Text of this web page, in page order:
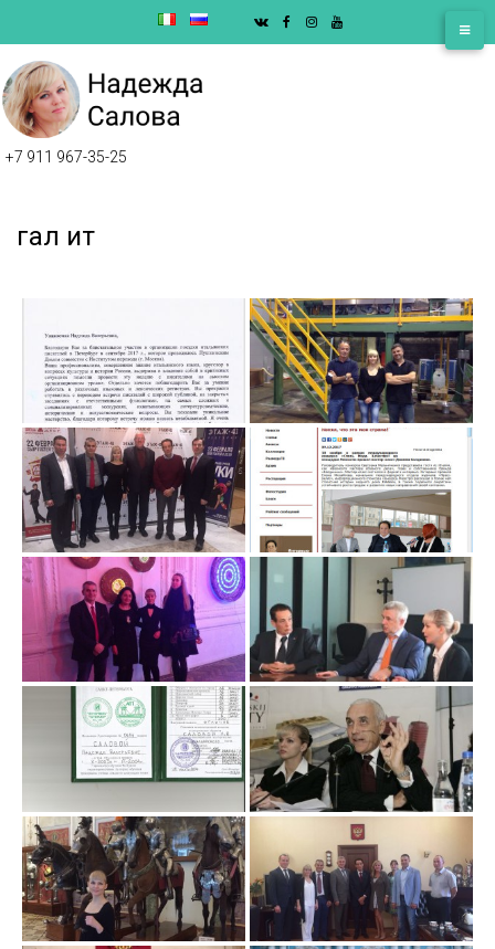
VK facebookinstagram
youtube
+7 911 967-35-25
гал ит